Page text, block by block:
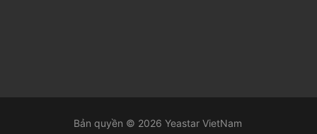
Bản quyền © 2026 Yeastar VietNam